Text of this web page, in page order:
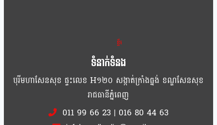
ខ្លឹម ខ្លី រហ័ស
ទំនាក់ទំនង
បុរីមហាសែនសុខ ផ្ទះលេខ H១២០ សង្កាត់ក្រាំងធ្នង់ ខណ្ឌសែនសុខ
រាជធានីភ្នំពេញ
011 99 66 23| 016 80 44 63